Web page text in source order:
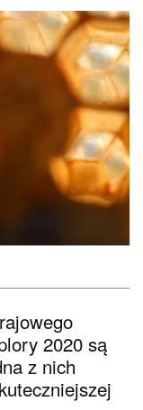
2020 są
z nich